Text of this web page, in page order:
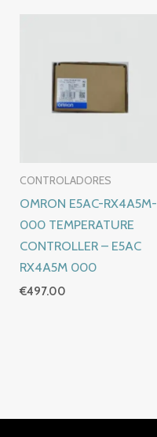
CONTROLADORES
OMRON E5AC-RX4A5M-
000 TEMPERATURE
CONTROLLER – E5AC
RX4A5M 000
€497.00